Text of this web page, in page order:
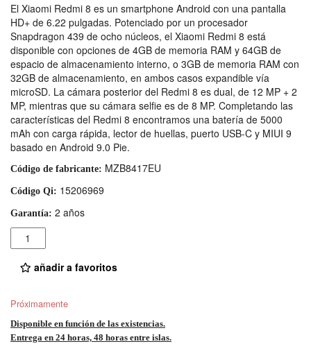
El Xiaomi Redmi 8 es un smartphone Android con una pantalla
HD+ de 6.22 pulgadas. Potenciado por un procesador
Snapdragon 439 de ocho núcleos, el Xiaomi Redmi 8 está
disponible con opciones de 4GB de memoria RAM y 64GB de
espacio de almacenamiento interno, o 3GB de memoria RAM con
32GB de almacenamiento, en ambos casos expandible vía
microSD. La cámara posterior del Redmi 8 es dual, de 12 MP + 2
MP, mientras que su cámara selfie es de 8 MP. Completando las
características del Redmi 8 encontramos una batería de 5000
mAh con carga rápida, lector de huellas, puerto USB-C y MIUI 9
basado en Android 9.0 Pie.
Código de fabricante: MZB8417EU
Código Qi: 15206969
Garantía: 2 años
Cantidad
añadir a favoritos
Próximamente
Disponible en función de las existencias.
Entrega en 24 horas, 48 horas entre islas.